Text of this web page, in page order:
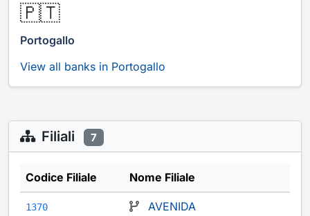
🇵🇹
Portogallo
View all banks in Portogallo
Filiali 7
Codice Filiale Nome Filiale
1370 AVENIDA